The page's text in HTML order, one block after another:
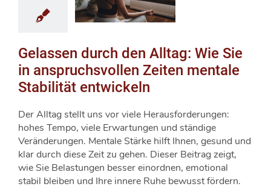
Gelassen durch den Alltag: Wie Sie
in anspruchsvollen Zeiten mentale
Stabilität entwickeln
Der Alltag stellt uns vor viele Herausforderungen:
hohes Tempo, viele Erwartungen und ständige
Veränderungen. Mentale Stärke hilft Ihnen, gesund und
klar durch diese Zeit zu gehen. Dieser Beitrag zeigt,
wie Sie Belastungen besser einordnen, emotional
stabil bleiben und Ihre innere Ruhe bewusst fördern.